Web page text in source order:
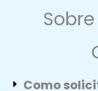
Como